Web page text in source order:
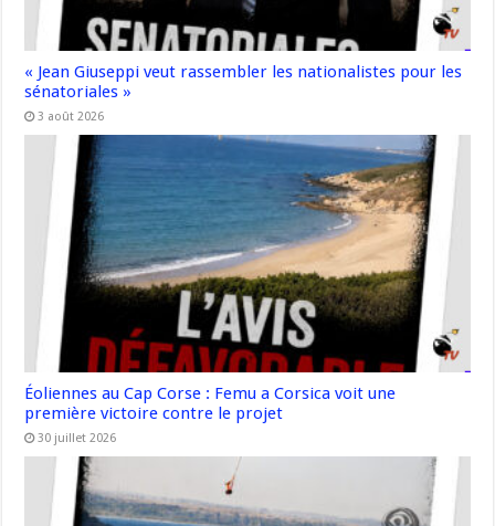
« Jean Giuseppi veut rassembler les nationalistes pour les
sénatoriales »
3 août 2026
Éoliennes au Cap Corse : Femu a Corsica voit une
première victoire contre le projet
30 juillet 2026